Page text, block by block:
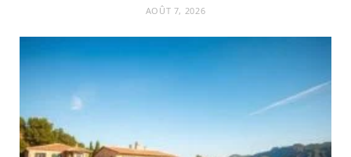
AOÛT 7, 2026